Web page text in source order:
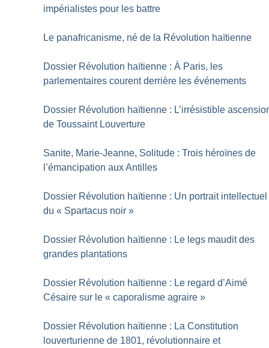
impérialistes pour les battre
Le panafricanisme, né de la Révolution haïtienne
Dossier Révolution haïtienne : À Paris, les
parlementaires courent derrière les événements
Dossier Révolution haïtienne : L’irrésistible
de Toussaint Louverture
Sanite, Marie-Jeanne, Solitude : Trois héroïnes de
l’émancipation aux Antilles
Dossier Révolution haïtienne : Un portrait intellectuel
du « Spartacus noir »
Dossier Révolution haïtienne : Le legs maudit des
grandes plantations
Dossier Révolution haïtienne : Le regard d’Aimé
Césaire sur le « caporalisme agraire »
Dossier Révolution haïtienne : La Constitution
louverturienne de 1801, révolutionnaire et